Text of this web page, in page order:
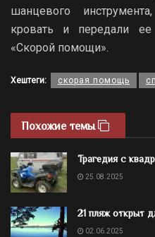
шанцевого
кровать и передали
«Скорой помощи».
Хештеги: скорая помощь
Похожие темы
Трагедия с
25.08.2025
21 пляж открыт
02.06.2025